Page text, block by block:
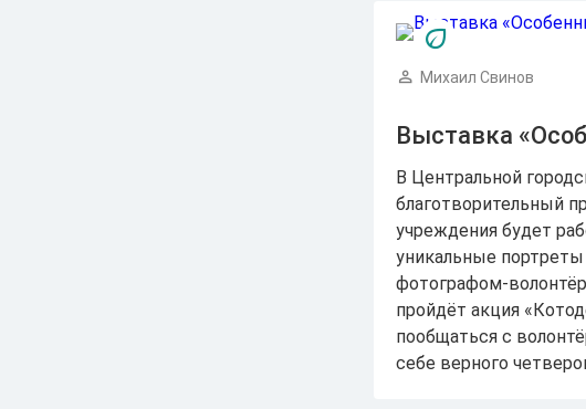
Михаил Свинов
Выставка
В Центральной
благотворительный
учреждения будет
уникальные
фотографом-
пройдёт акция
пообщаться с
себе верного